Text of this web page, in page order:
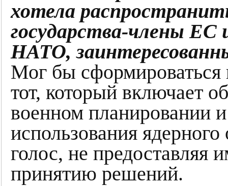
хотела
государства-члены ЕС
НАТО,
Мог бы
тот, который включает
военном планировании
использования
голос, не
принятию решений.